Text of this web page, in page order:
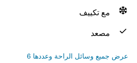
مع تكييف
مصعد
عرض جميع وسائل الراحة وعددها 6